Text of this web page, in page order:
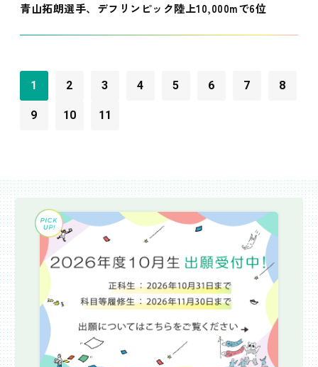
青山拓朗選手、デフリンピック陸上10,000mで6位
1 2 3 4 5 6 7 8
9 10 11